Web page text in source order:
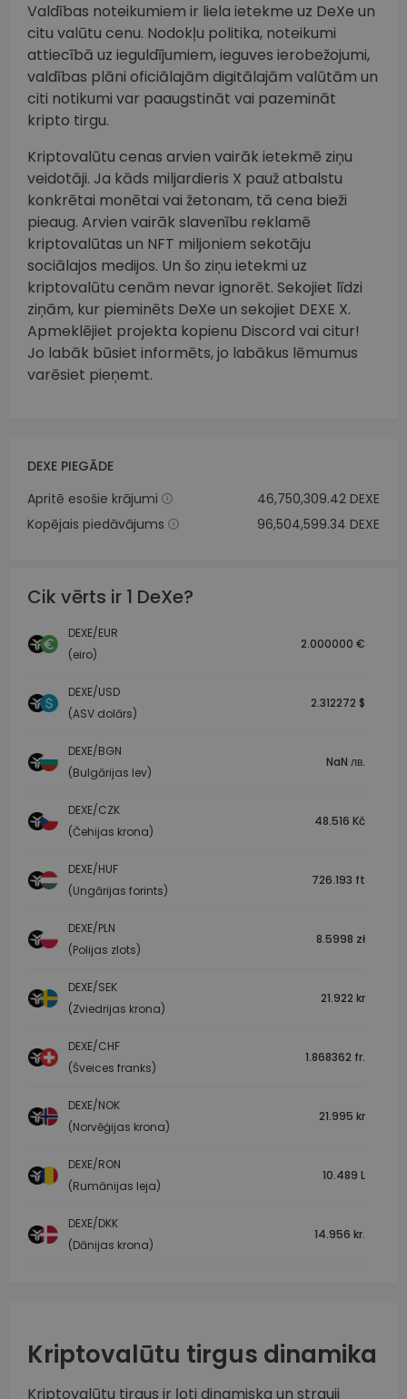
Valdības noteikumiem ir liela ietekme uz DeXe un
citu valūtu cenu. Nodokļu politika, noteikumi
attiecībā uz ieguldījumiem, ieguves ierobežojumi,
valdības plāni oficiālajām digitālajām valūtām un
citi notikumi var paaugstināt vai pazemināt
kripto tirgu.
Kriptovalūtu cenas arvien vairāk ietekmē ziņu
veidotāji. Ja kāds miljardieris X pauž atbalstu
konkrētai monētai vai žetonam, tā cena bieži
pieaug. Arvien vairāk slavenību reklamē
kriptovalūtas un NFT miljoniem sekotāju
sociālajos medijos. Un šo ziņu ietekmi uz
kriptovalūtu cenām nevar ignorēt. Sekojiet līdzi
ziņām, kur pieminēts DeXe un sekojiet DEXE X.
Apmeklējiet projekta kopienu Discord vai citur!
Jo labāk būsiet informēts, jo labākus lēmumus
varēsiet pieņemt.
DEXE PIEGĀDE
Apritē esošie krājumi
46,750,309.42 DEXE
Kopējais piedāvājums
96,504,599.34 DEXE
Cik vērts ir 1 DeXe?
DEXE/EUR
(eiro)
2.000000 €
DEXE/USD
(ASV dolārs)
2.312272 $
DEXE/BGN
(Bulgārijas lev)
NaN лв.
DEXE/CZK
(Čehijas krona)
48.516 Kč
DEXE/HUF
(Ungārijas forints)
726.193 ft
DEXE/PLN
(Polijas zlots)
8.5998 zł
DEXE/SEK
(Zviedrijas krona)
21.922 kr
DEXE/CHF
(Šveices franks)
1.868362 fr.
DEXE/NOK
(Norvēģijas krona)
21.995 kr
DEXE/RON
(Rumānijas leja)
10.489 L
DEXE/DKK
(Dānijas krona)
14.956 kr.
Kriptovalūtu tirgus dinamika
Kriptovalūtu tirgus ir ļoti dinamiska un strauji